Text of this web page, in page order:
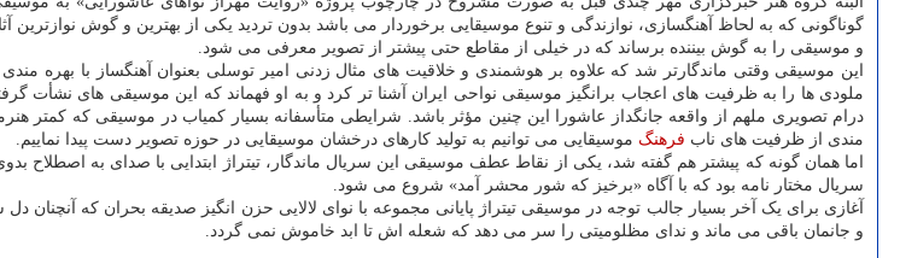
گوناگونی که به لحاظ آهنگسازی، نوازندگی و تنوع موسیقایی برخوردار می باشد بدون تردید یکی از بهترین و گوش
و موسیقی را به گوش بیننده برساند که در خیلی از مقاطع حتی پیشتر از تصویر معرفی می شود.
این موسیقی وقتی ماندگارتر شد که علاوه بر هوشمندی و خلاقیت های مثال زدنی امیر توسلی بعنوان آهنگساز با بهره
ملودی ها را به ظرفیت های اعجاب برانگیز موسیقی نواحی ایران آشنا تر کرد و به او فهماند که این موسیقی های نشأت گرفته
درام تصویری ملهم از واقعه جانگداز عاشورا این چنین مؤثر باشد. شرایطی متأسفانه بسیار کمیاب در موسیقی که کمتر
مندی از ظرفیت های ناب فرهنگ موسیقایی می توانیم به تولید کارهای درخشان موسیقایی در حوزه تصویر دست پیدا نماییم.
اما همان گونه که پیشتر هم گفته شد، یکی از نقاط عطف موسیقی این سریال ماندگار، تیتراژ ابتدایی با صدای به اصطلاح
سریال مختار نامه بود که با آگاه «برخیز که شور محشر آمد» شروع می شود.
آغازی برای یک آخر بسیار جالب توجه در موسیقی تیتراژ پایانی مجموعه با نوای لالایی حزن انگیز صدیقه بحران که آنچنان
و جانمان باقی می ماند و ندای مظلومیتی را سر می دهد که شعله اش تا ابد خاموش نمی گردد.